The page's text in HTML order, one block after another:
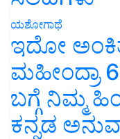
ಯಶೋಗಾಥೆ
ಇದೋ
ಮಹೀಂದ್ರಾ
ಬಗ್ಗೆ ನಿಮ್ಮ
ಕನ್ನಡ